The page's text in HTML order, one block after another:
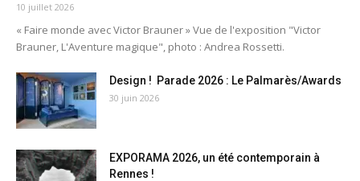
10 juillet 2026
« Faire monde avec Victor Brauner » Vue de l'exposition "Victor
Brauner, L'Aventure magique", photo : Andrea Rossetti.
Design ! Parade 2026 : Le Palmarès/Awards
30 juin 2026
EXPORAMA 2026, un été contemporain à
Rennes !